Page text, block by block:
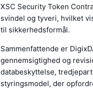
XSC Security Token
svindel og tyveri, hvilket
til sikkerhedsformål.
Sammenfattende er
gennemsigtighed og
databeskyttelse,
styringsmodel, der